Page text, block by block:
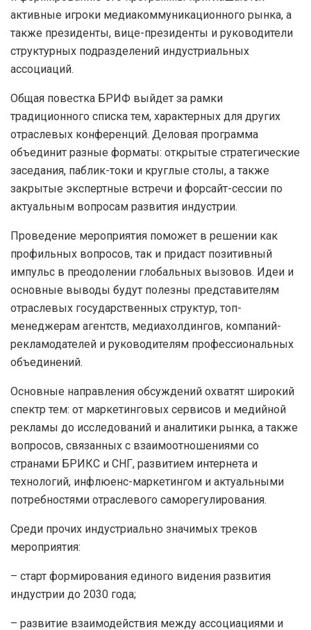
активные игроки медиакоммуникационного рынка, а
также президенты, вице-президенты и руководители
структурных подразделений индустриальных
ассоциаций.
Общая повестка БРИФ выйдет за рамки
традиционного списка тем, характерных для других
отраслевых конференций. Деловая программа
объединит разные форматы: открытые стратегические
заседания, паблик-токи и круглые столы, а также
закрытые экспертные встречи и форсайт-сессии по
актуальным вопросам развития индустрии.
Проведение мероприятия поможет в решении как
профильных вопросов, так и придаст позитивный
импульс в преодолении глобальных вызовов. Идеи и
основные выводы будут полезны представителям
отраслевых государственных структур, топ-
менеджерам агентств, медиахолдингов, компаний-
рекламодателей и руководителям профессиональных
объединений.
Основные направления обсуждений охватят широкий
спектр тем: от маркетинговых сервисов и медийной
рекламы до исследований и аналитики рынка, а также
вопросов, связанных с взаимоотношениями со
странами БРИКС и СНГ, развитием интернета и
технологий, инфлюенс-маркетингом и актуальными
потребностями отраслевого саморегулирования.
Среди прочих индустриально значимых треков
мероприятия:
– старт формирования единого видения развития
индустрии до 2030 года;
– развитие взаимодействия между ассоциациями и